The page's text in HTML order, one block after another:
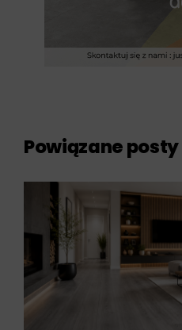
Powiązane posty